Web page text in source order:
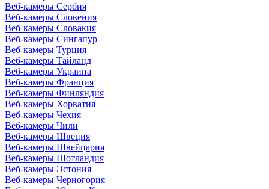
Веб-камеры Сербия
Веб-камеры Словения
Веб-камеры Словакия
Веб-камеры Сингапур
Веб-камеры Турция
Веб-камеры Тайланд
Веб-камеры Украина
Веб-камеры Франция
Веб-камеры Финляндия
Веб-камеры Хорватия
Веб-камеры Чехия
Веб-камеры Чили
Веб-камеры Швеция
Веб-камеры Швейцария
Веб-камеры Шотландия
Веб-камеры Эстония
Веб-камеры Черногория